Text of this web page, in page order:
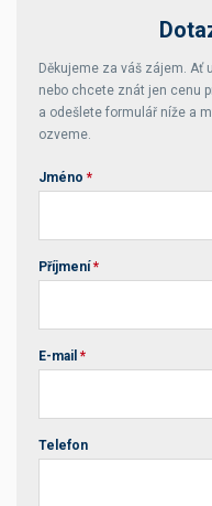
Děkujeme za váš zájem. Ať
nebo chcete znát jen cenu
a odešlete formulář níže a
ozveme.
Jméno *
Příjmení *
E-mail *
Telefon